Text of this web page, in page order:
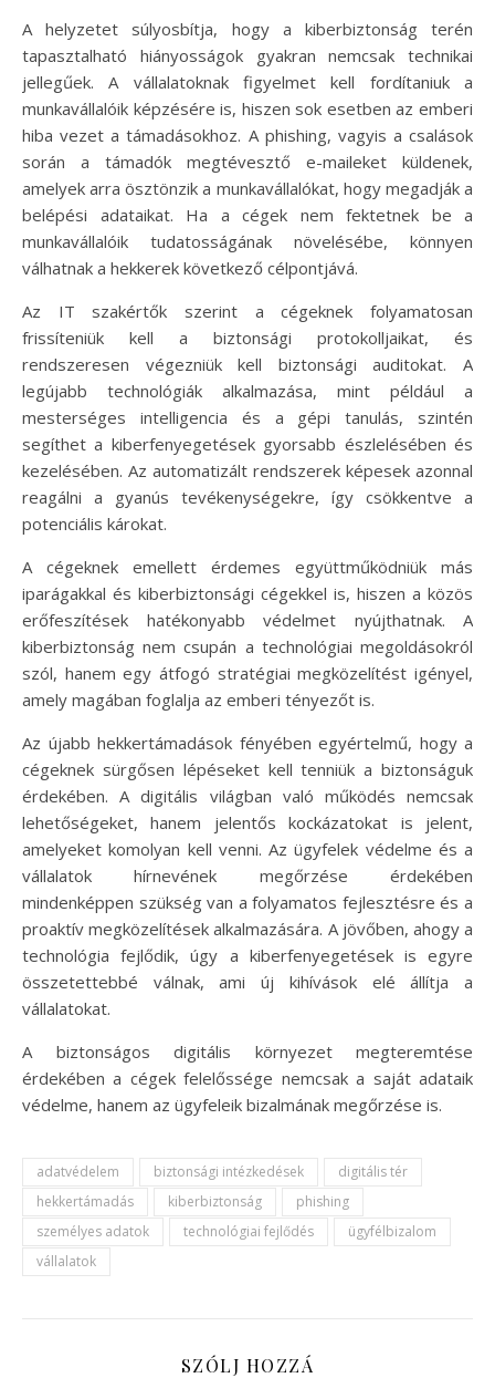
A helyzetet súlyosbítja, hogy a kiberbiztonság terén
tapasztalható hiányosságok gyakran nemcsak technikai
jellegűek. A vállalatoknak figyelmet kell fordítaniuk a
munkavállalóik képzésére is, hiszen sok esetben az emberi
hiba vezet a támadásokhoz. A phishing, vagyis a csalások
során a támadók megtévesztő e-maileket küldenek,
amelyek arra ösztönzik a munkavállalókat, hogy megadják a
belépési adataikat. Ha a cégek nem fektetnek be a
munkavállalóik tudatosságának növelésébe, könnyen
válhatnak a hekkerek következő célpontjává.
Az IT szakértők szerint a cégeknek folyamatosan
frissíteniük kell a biztonsági protokolljaikat, és
rendszeresen végezniük kell biztonsági auditokat. A
legújabb technológiák alkalmazása, mint például a
mesterséges intelligencia és a gépi tanulás, szintén
segíthet a kiberfenyegetések gyorsabb észlelésében és
kezelésében. Az automatizált rendszerek képesek azonnal
reagálni a gyanús tevékenységekre, így csökkentve a
potenciális károkat.
A cégeknek emellett érdemes együttműködniük más
iparágakkal és kiberbiztonsági cégekkel is, hiszen a közös
erőfeszítések hatékonyabb védelmet nyújthatnak. A
kiberbiztonság nem csupán a technológiai megoldásokról
szól, hanem egy átfogó stratégiai megközelítést igényel,
amely magában foglalja az emberi tényezőt is.
Az újabb hekkertámadások fényében egyértelmű, hogy a
cégeknek sürgősen lépéseket kell tenniük a biztonságuk
érdekében. A digitális világban való működés nemcsak
lehetőségeket, hanem jelentős kockázatokat is jelent,
amelyeket komolyan kell venni. Az ügyfelek védelme és a
vállalatok hírnevének megőrzése érdekében
mindenképpen szükség van a folyamatos fejlesztésre és a
proaktív megközelítések alkalmazására. A jövőben, ahogy a
technológia fejlődik, úgy a kiberfenyegetések is egyre
összetettebbé válnak, ami új kihívások elé állítja a
vállalatokat.
A biztonságos digitális környezet megteremtése
érdekében a cégek felelőssége nemcsak a saját adataik
védelme, hanem az ügyfeleik bizalmának megőrzése is.
adatvédelem biztonsági intézkedések
digitális tér
hekkertámadás
kiberbiztonság
phishing
személyes adatok
technológiai fejlődés
ügyfélbizalom
vállalatok
SZÓLJ HOZZÁ